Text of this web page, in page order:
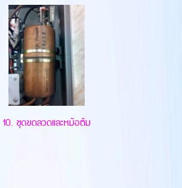
10. ชุดขดลวดและหม้อต้ม